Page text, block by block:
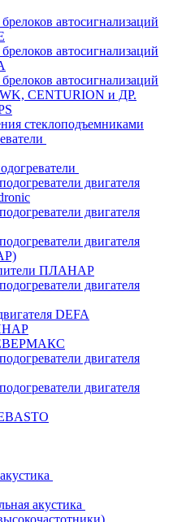
автосигнализаций
автосигнализаций
автосигнализаций
CENTURION и ДР.
стеклоподъемниками
двигателя
двигателя
двигателя
ПЛАНАР
двигателя
DEFA
двигателя
двигателя
акустика